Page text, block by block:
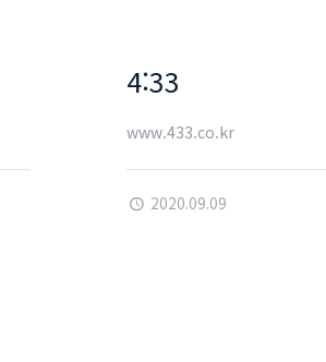
4:33
www.433.co.kr
2020.09.09